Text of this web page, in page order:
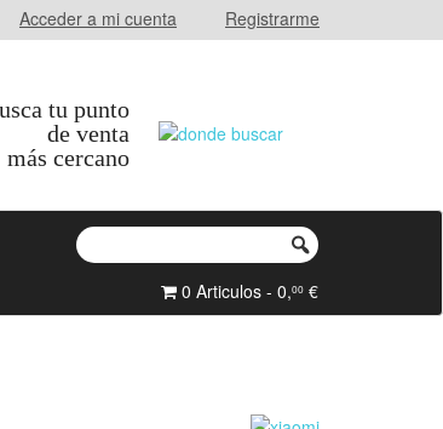
Acceder a mi cuenta Registrarme
tu punto
de venta
más cercano
0 Articulos - 0,00 €